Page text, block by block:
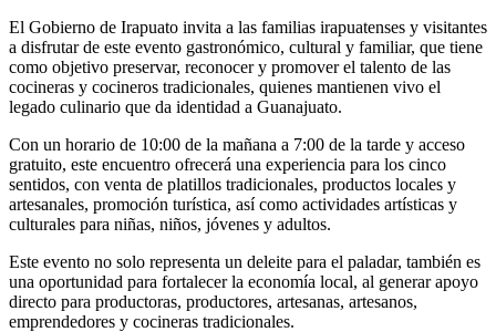
El Gobierno de Irapuato invita a las familias irapuatenses y visitantes
a disfrutar de este evento gastronómico, cultural y familiar, que tiene
como objetivo preservar, reconocer y promover el talento de las
cocineras y cocineros tradicionales, quienes mantienen vivo el
legado culinario que da identidad a Guanajuato.
Con un horario de 10:00 de la mañana a 7:00 de la tarde y acceso
gratuito, este encuentro ofrecerá una experiencia para los cinco
sentidos, con venta de platillos tradicionales, productos locales y
artesanales, promoción turística, así como actividades artísticas y
culturales para niñas, niños, jóvenes y adultos.
Este evento no solo representa un deleite para el paladar, también es
una oportunidad para fortalecer la economía local, al generar apoyo
directo para productoras, productores, artesanas, artesanos,
emprendedores y cocineras tradicionales.